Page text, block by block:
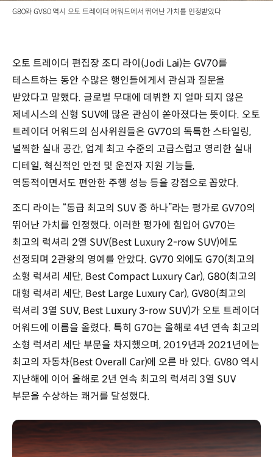
G80와 GV80 역시 오토 트레이더 어워드에서 뛰어난 가치를 인정받았다
오토 트레이더 편집장 조디 라이(Jodi Lai)는 GV70를
테스트하는 동안 수많은 행인들에게서 관심과 질문을
받았다고 말했다. 글로벌 무대에 데뷔한 지 얼마 되지 않은
제네시스의 신형 SUV에 많은 관심이 쏟아졌다는 뜻이다. 오토
트레이더 어워드의 심사위원들은 GV70의 독특한 스타일링,
널찍한 실내 공간, 업계 최고 수준의 고급스럽고 영리한 실내
디테일, 혁신적인 안전 및 운전자 지원 기능들,
역동적이면서도 편안한 주행 성능 등을 강점으로 꼽았다.
조디 라이는 “동급 최고의 SUV 중 하나”라는 평가로 GV70의
뛰어난 가치를 인정했다. 이러한 평가에 힘입어 GV70는
최고의 럭셔리 2열 SUV(Best Luxury 2-row SUV)에도
선정되며 2관왕의 영예를 안았다. GV70 외에도 G70(최고의
소형 럭셔리 세단, Best Compact Luxury Car), G80(최고의
대형 럭셔리 세단, Best Large Luxury Car), GV80(최고의
럭셔리 3열 SUV, Best Luxury 3-row SUV)가 오토 트레이더
어워드에 이름을 올렸다. 특히 G70는 올해로 4년 연속 최고의
소형 럭셔리 세단 부문을 차지했으며, 2019년과 2021년에는
최고의 자동차(Best Overall Car)에 오른 바 있다. GV80 역시
지난해에 이어 올해로 2년 연속 최고의 럭셔리 3열 SUV
부문을 수상하는 쾌거를 달성했다.